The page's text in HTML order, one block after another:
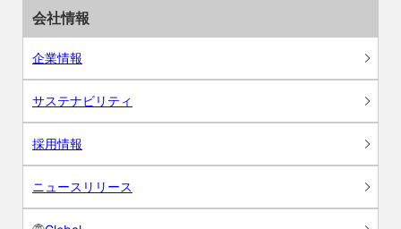
会社情報
企業情報
サステナビリティ
採用情報
ニュースリリース